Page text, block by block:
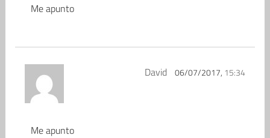
Me apunto
David 06/07/2017, 15:34
Me apunto